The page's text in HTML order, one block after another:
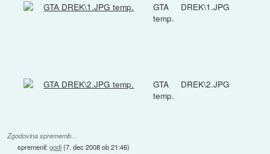
GTA DREK\1.JPG
temp.
GTA DREK\2.JPG
temp.
Zgodovina sprememb…
spremenil:godi(7. dec 2008 ob 21:46)